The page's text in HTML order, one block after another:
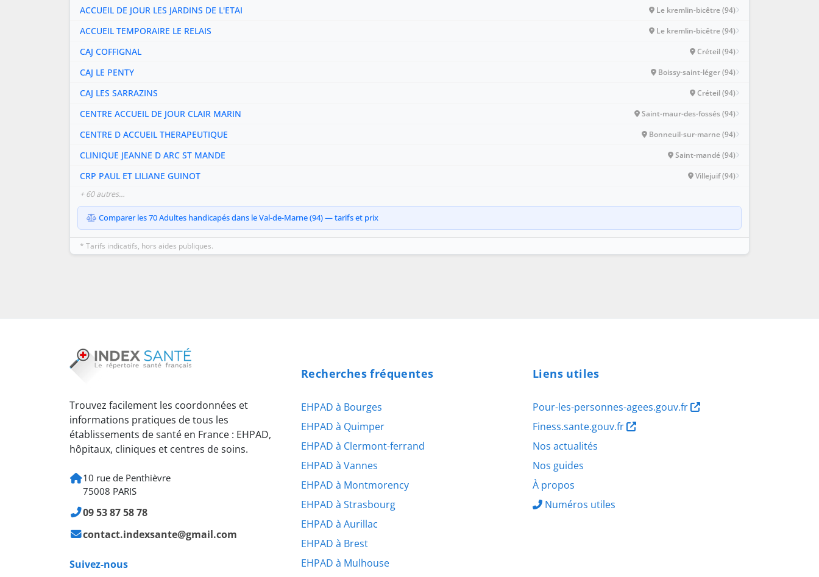
ACCUEIL DE JOUR LES JARDINS DE L'ETAI Le kremlin-bicêtre (94)
ACCUEIL TEMPORAIRE LE RELAIS Le kremlin-bicêtre (94)
CAJ COFFIGNAL Créteil (94)
CAJ LE PENTY Boissy-saint-léger (94)
CAJ LES SARRAZINS Créteil (94)
CENTRE ACCUEIL DE JOUR CLAIR MARIN Saint-maur-des-fossés (94)
CENTRE D ACCUEIL THERAPEUTIQUE Bonneuil-sur-marne (94)
CLINIQUE JEANNE D ARC ST MANDE Saint-mandé (94)
CRP PAUL ET LILIANE GUINOT
Villejuif (94)
+ 60 autres…
Comparer les 70 Adultes handicapés dans le Val-de-Marne (94) — tarifs et prix
* Tarifs indicatifs, hors aides publiques.
Trouvez facilement les coordonnées et
informations pratiques de tous les
établissements de santé en France : EHPAD,
hôpitaux, cliniques et centres de soins.
10 rue de Penthièvre
75008 PARIS
09 53 87 58 78
contact.indexsante@gmail.com
Suivez-nous
Recherches fréquentes
EHPAD à Bourges
EHPAD à Quimper
EHPAD à Clermont-ferrand
EHPAD à Vannes
EHPAD à Montmorency
EHPAD à Strasbourg
EHPAD à Aurillac
EHPAD à Brest
EHPAD à Mulhouse
Liens utiles
Pour-les-personnes-agees.gouv.fr
Finess.sante.gouv.fr
Nos actualités
Nos guides
À propos
Numéros utiles